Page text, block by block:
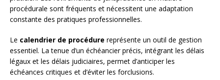
procédurale sont fréquents et nécessitent une adaptation
constante des pratiques professionnelles.
Le calendrier de procédure représente un outil de gestion
essentiel. La tenue d’un échéancier précis, intégrant les délais
légaux et les délais judiciaires, permet d’anticiper les
échéances critiques et d’éviter les forclusions.